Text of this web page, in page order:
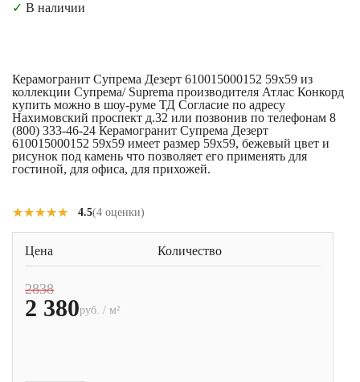
✓ В наличии
Керамогранит Супрема Дезерт 610015000152 59x59 из
коллекции Супрема/ Suprema производителя Атлас Конкорд
купить можно в шоу-руме ТД Согласие по адресу
Нахимовский проспект д.32 или позвонив по телефонам 8
(800) 333-46-24 Керамогранит Супрема Дезерт
610015000152 59x59 имеет размер 59x59, бежевый цвет и
рисунок под камень что позволяет его применять для
гостиной, для офиса, для прихожей.
★★★★★
★★★★★ 4.5(4 оценки)
Цена Количество
2838
2 380руб. / м²